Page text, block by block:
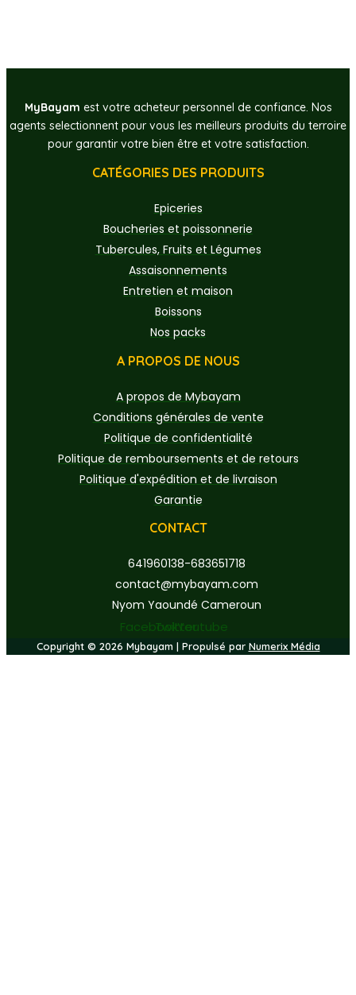
MyBayam est votre acheteur personnel de confiance. Nos
agents selectionnent pour vous les meilleurs produits du terroire
pour garantir votre bien être et votre satisfaction.
CATÉGORIES DES PRODUITS
Epiceries
Boucheries et poissonnerie
Tubercules, Fruits et Légumes
Assaisonnements
Entretien et maison
Boissons
Nos packs
A PROPOS DE NOUS
A propos de Mybayam
Conditions générales de vente
Politique de confidentialité
Politique de remboursements et de retours
Politique d'expédition et de livraison
Garantie
CONTACT
641960138-683651718
contact@mybayam.com
Nyom Yaoundé Cameroun
Facebook
TwitterYoutube
Copyright © 2026 Mybayam | Propulsé par Numerix Média